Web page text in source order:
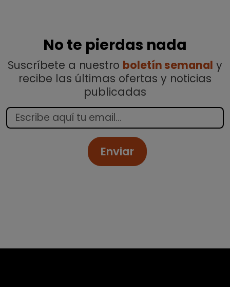
No te pierdas nada
Suscríbete a nuestro boletín semanal y
recibe las últimas ofertas y noticias
publicadas
Enviar